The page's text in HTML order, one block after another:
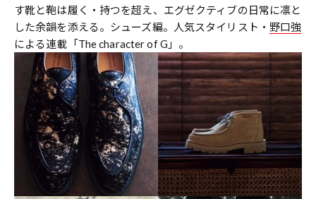
す靴と鞄は履く・持つを超え、エグゼクティブの日常に凛と
した余韻を添える。シューズ編。人気スタイリスト・ 野口強
による連載「The character of G」。